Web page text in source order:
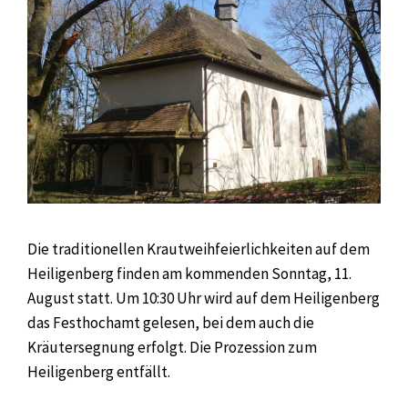
Die traditionellen Krautweihfeierlichkeiten auf dem
Heiligenberg finden am kommenden Sonntag, 11.
August statt. Um 10:30 Uhr wird auf dem Heiligenberg
das Festhochamt gelesen, bei dem auch die
Kräutersegnung erfolgt. Die Prozession zum
Heiligenberg entfällt.